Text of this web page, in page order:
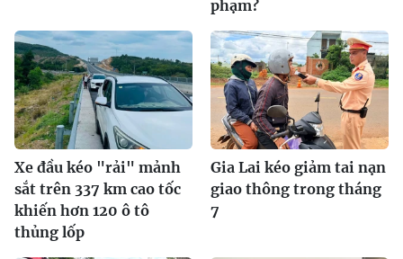
phạm?
Xe đầu kéo "rải" mảnh
sắt trên 337 km cao tốc
khiến hơn 120 ô tô
thủng lốp
Gia Lai kéo giảm tai nạn
giao thông trong tháng
7